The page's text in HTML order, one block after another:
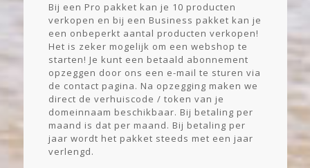
Bij een Pro pakket kan je 10 producten
verkopen en bij een Business pakket kan je
een onbeperkt aantal producten verkopen!
Het is zeker mogelijk om een webshop te
starten! Je kunt een betaald abonnement
opzeggen door ons een e-mail te sturen via
de contact pagina. Na opzegging maken we
direct de verhuiscode / token van je
domeinnaam beschikbaar. Bij betaling per
maand is dat per maand. Bij betaling per
jaar wordt het pakket steeds met een jaar
verlengd.